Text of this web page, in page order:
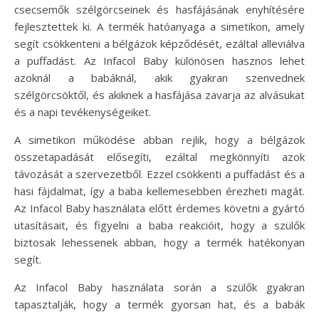
csecsemők szélgörcseinek és hasfájásának enyhítésére
fejlesztettek ki. A termék hatóanyaga a simetikon, amely
segít csökkenteni a bélgázok képződését, ezáltal alleviálva
a puffadást. Az Infacol Baby különösen hasznos lehet
azoknál a babáknál, akik gyakran szenvednek
szélgörcsöktől, és akiknek a hasfájása zavarja az alvásukat
és a napi tevékenységeiket.
A simetikon működése abban rejlik, hogy a bélgázok
összetapadását elősegíti, ezáltal megkönnyíti azok
távozását a szervezetből. Ezzel csökkenti a puffadást és a
hasi fájdalmat, így a baba kellemesebben érezheti magát.
Az Infacol Baby használata előtt érdemes követni a gyártó
utasításait, és figyelni a baba reakcióit, hogy a szülők
biztosak lehessenek abban, hogy a termék hatékonyan
segít.
Az Infacol Baby használata során a szülők gyakran
tapasztalják, hogy a termék gyorsan hat, és a babák